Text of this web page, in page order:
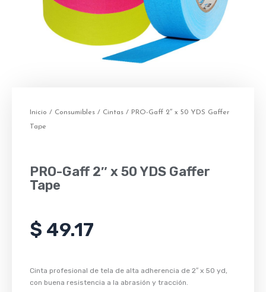
Inicio / Consumibles / Cintas / PRO-Gaff 2″ x 50 YDS Gaffer
Tape
PRO-Gaff 2″ x 50 YDS Gaffer
Tape
$ 49.17
Cinta profesional de tela de alta adherencia de 2″ x 50 yd,
con buena resistencia a la abrasión y tracción.